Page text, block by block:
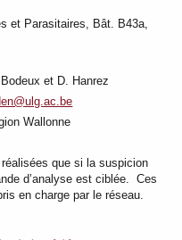
et Parasitaires, Bât. B43a,
et D. Hanrez
Wallonne
que si la suspicion
d’analyse est ciblée. Ces
en charge par le réseau.